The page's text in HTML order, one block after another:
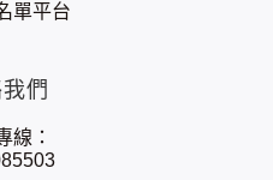
單平台
們
線：